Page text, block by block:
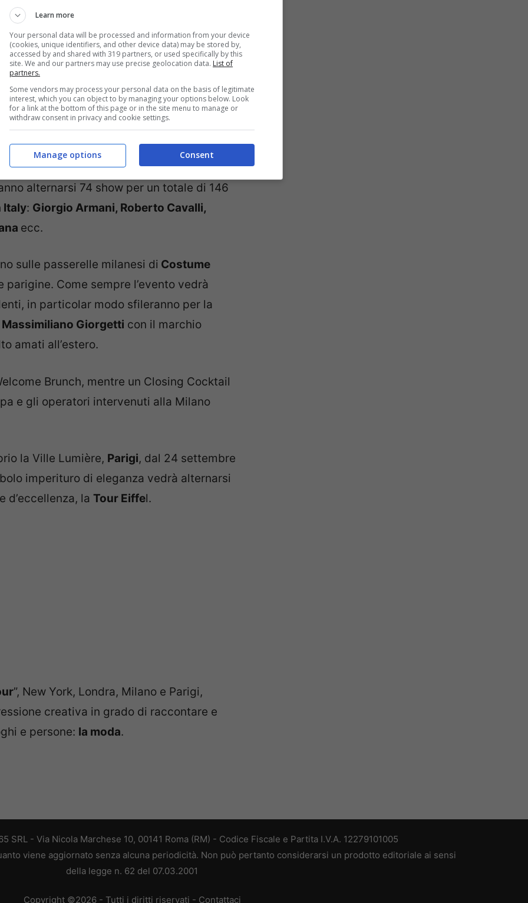
è disponibile il calendario dettagliato di una
di Milano. La settimana della moda
della Moda Italiana, che ha fissato
giorni,come ogni anno, si svolgeràModa
al prêt-à-porter primavera/estate
alternarsi 74 show per un totale di 146
Italy: Giorgio Armani, Roberto Cavalli,
ecc.
sulle passerelle milanesi di Costume
Come sempre l’evento vedrà
in particolar modo sfileranno per la
Massimiliano Giorgetti con il marchio
amati all’estero.
Brunch, mentre un Closing Cocktail
e gli operatori intervenuti alla Milano
la Ville Lumière, Parigi, dal 24 settembre
imperituro di eleganza vedrà alternarsi
la Tour Eiffel.
”, New York, Londra, Milano e Parigi,
creativa in grado di raccontare e
e persone: la moda.
SRL - Via Nicola Marchese 10, 00141 Roma (RM) - Codice Fiscale e Partita I.V.A. 12279101005
viene aggiornato senza alcuna periodicità. Non può pertanto considerarsi un prodotto editoriale ai sensi
della legge n. 62 del 07.03.2001
Copyright ©2026 - Tutti i diritti riservati - Contattaci
Learn more
Your personal data will be processed and information from your device
(cookies, unique identifiers, and other device data) may be stored by,
accessed by and shared with 319 partners, or used specifically by this
site. We and our partners may use precise geolocation data. List of
partners.
Some vendors may process your personal data on the basis of legitimate
interest, which you can object to by managing your options below. Look
for a link at the bottom of this page or in the site menu to manage or
withdraw consent in privacy and cookie settings.
Consent
Manage options